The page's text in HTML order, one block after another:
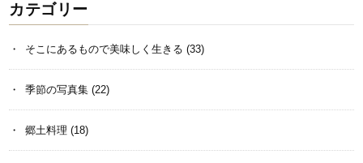
カテゴリー
そこにあるもので美味しく生きる (33)
季節の写真集 (22)
郷土料理 (18)